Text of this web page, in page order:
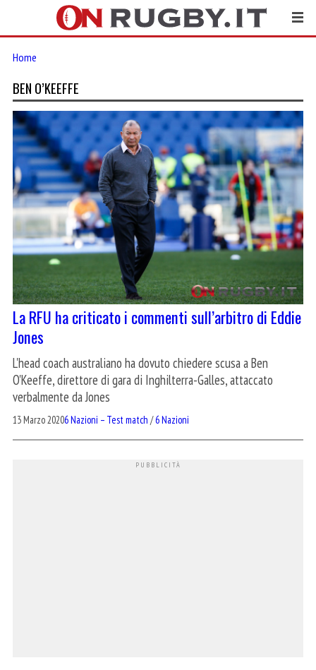
Home
BEN O’KEEFFE
La RFU ha criticato i commenti sull’arbitro di Eddie
Jones
L'head coach australiano ha dovuto chiedere scusa a Ben
O'Keeffe, direttore di gara di Inghilterra-Galles, attaccato
verbalmente da Jones
13 Marzo 20206 Nazioni – Test match /6 Nazioni